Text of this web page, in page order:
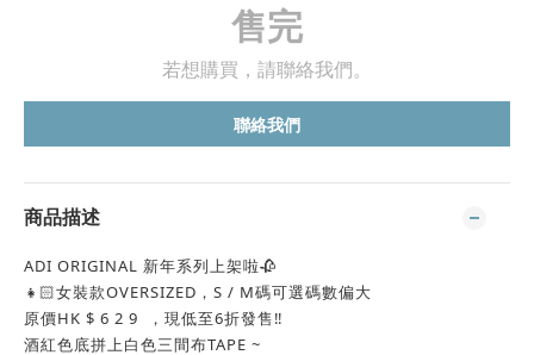
售完
若想購買，請聯絡我們。
聯絡我們
商品描述
ADI ORIGINAL 新年系列上架啦🥀
👧🏻女裝款OVERSIZED，S / M碼可選碼數偏大
原價HK $ 6 2 9 ，現低至6折發售‼️
酒紅色底拼上白色三間布TAPE ~